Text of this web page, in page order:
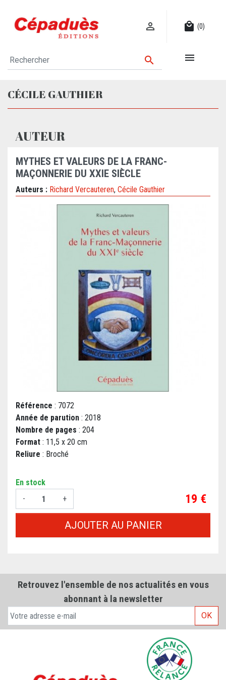
 local_mall (0)
 
CÉCILE GAUTHIER
AUTEUR
MYTHES ET VALEURS DE LA FRANC-
MAÇONNERIE DU XXIE SIÈCLE
Auteurs : Richard Vercauteren, Cécile Gauthier
Référence : 7072
Année de parution : 2018
Nombre de pages : 204
Format : 11,5 x 20 cm
Reliure : Broché
En stock
-
+ Prix
19 €
AJOUTER AU PANIER
Retrouvez l'ensemble de nos actualités en vous
abonnant à la newsletter
OK